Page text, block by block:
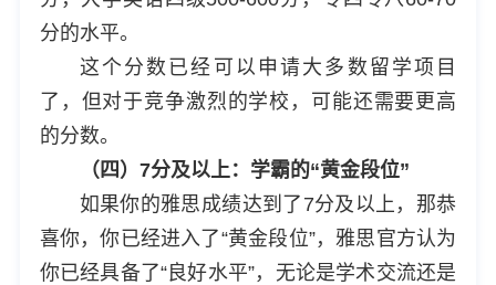
分的水平。
这个分数已经可以申请大多数留学项目
了，但对于竞争激烈的学校，可能还需要更高
的分数。
（四）7分及以上：学霸的“黄金段位”
如果你的雅思成绩达到了7分及以上，那恭
喜你，你已经进入了“黄金段位”，雅思官方认为
你已经具备了“良好水平”，无论是学术交流还是